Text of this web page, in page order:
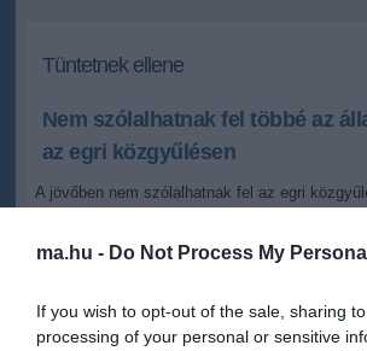
ma.hu - Do Not Process My
If you wish to opt-out of the sale, sharing
processing of your personal or sensitive
Tüntetnek ellene
Nem szólalhatnak fel többé az
az egri közgyűlésen
A jövőben nem szólalhatnak fel az egri